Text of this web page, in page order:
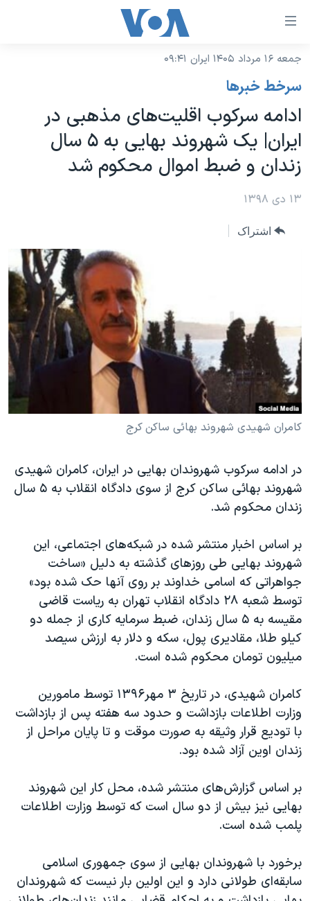
لینکهای
دسترسی
جهش
محتوای
اصلی
جهش
به
صفحه
جهش
نسخه سبک وب‌سایت
موضوع ها
ایران
آمریکا
جهان
ورزشی
فرهنگ و زندگی
حقوق شهروندی
اقتصادی
علم و فناوری
اسرائیل در جنگ
آرشیو پخش زنده
برنامه های تلویزیونی
جدول برنامه ها
صفحه‌های ویژه
جام جهانی ۲۰۲۶
مستندها
انتخابات ریاست جمهوری آمریکا ۲۰۲۴
حمله جمهوری اسلامی به اسرائیل
رمز مهسا
ورزش زنان در ایران
مجموعه مستندهای دادخواهی
تریبونال مردمی آبان ۹۸
چهل سال گروگان‌گیری
قانون شفافیت دارائی کادر رهبری ایران
اعتراضات مردمی آبان ۹۸
اسرائیل در جنگ
نرگس محمدی برنده جایزه نوبل صلح
صفحه‌های ویژه
سفر پرزیدنت ترامپ به چین
فرکانس‌های صدای آمریکا
دنبال کنید
زبانهای مختلف
جمعه ۱۶ مرداد ۱۴۰۵ ایران ۰۹:۴۱
سرخط خبرها
ادامه سرکوب اقلیت‌های مذهبی در
ایران| یک شهروند بهایی به ۵ سال
زندان و ضبط اموال محکوم شد
۱۳ دی ۱۳۹۸
اشتراک
کامران شهیدی شهروند بهائی ساکن کرج
در ادامه سرکوب شهروندان بهایی در ایران، کامران شهیدی
شهروند بهائی ساکن کرج از سوی دادگاه انقلاب به ۵ سال
زندان محکوم شد.
بر اساس اخبار منتشر شده در شبکه‌های اجتماعی، این
شهروند بهایی طی روزهای گذشته به دلیل «ساخت
جواهراتی که اسامی خداوند بر روی آنها حک شده بود»
توسط شعبه ۲۸ دادگاه انقلاب تهران به ریاست قاضی
مقیسه به ۵ سال زندان، ضبط سرمایه کاری از جمله دو
کیلو طلا، مقادیری پول، سکه و دلار به ارزش سیصد
میلیون تومان محکوم شده است.
کامران شهیدی، در تاریخ ۳ مهر۱۳۹۶ توسط مامورین
وزارت اطلاعات بازداشت و حدود سه هفته پس از بازداشت
با تودیع قرار وثیقه به صورت موقت و تا پایان مراحل از
زندان اوین آزاد شده بود.
بر اساس گزارش‌های منتشر شده، محل کار این شهروند
بهایی نیز بیش از دو سال است که توسط وزارت اطلاعات
پلمب شده است.
برخورد با شهروندان بهایی از سوی جمهوری اسلامی
سابقه‌ای طولانی دارد و این اولین بار نیست که شهروندان